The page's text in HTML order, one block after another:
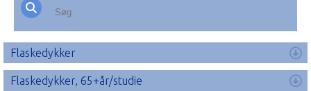
Flaskedykker
Flaskedykker, 65+år/studie